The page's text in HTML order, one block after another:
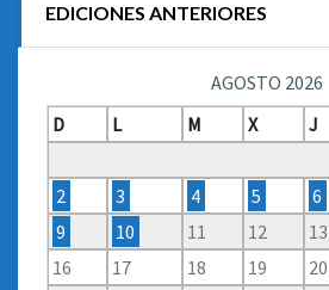
EDICIONES ANTERIORES
AGOSTO 2026
D
L M X J
2
3 4 5 6
9
10 11 12 13
16
17 18 19 20